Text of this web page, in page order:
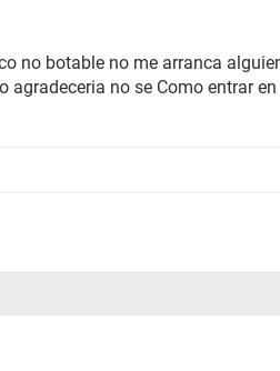
no botable no me arranca
agradeceria no se Como entrar